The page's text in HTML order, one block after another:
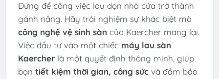
Đừng để công việc lau dọn nhà cửa trở thành
gánh nặng. Hãy trải nghiệm sự khác biệt mà
công nghệ vệ sinh sàn của Kaercher mang lại.
Việc đầu tư vào một chiếc máy lau sàn
Kaercherlà một quyết định thông minh, giúp
bạn tiết kiệm thời gian, công sứcvà đảm bảo